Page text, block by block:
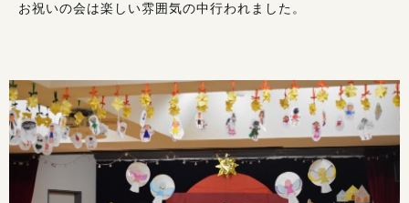
お祝いの会は楽しい雰囲気の中行われました。